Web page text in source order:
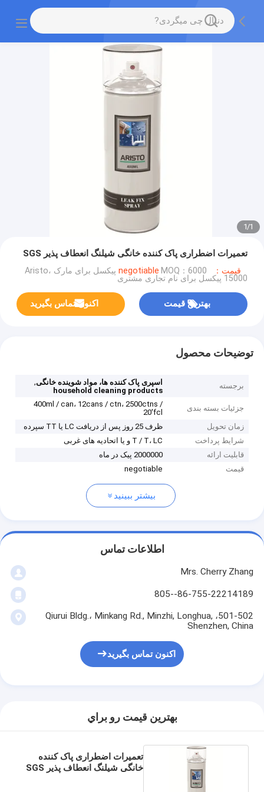
1
/
1
تعمیرات اضطراری پاک کننده خانگی شیلنگ انعطاف پذیر SGS
قیمت：negotiable MOQ：6000 پیکسل برای مارک Aristo،
15000 پیکسل برای نام تجاری مشتری
بهترین قیمت اکنون تماس بگیرید
توضیحات محصول
برجسته اسپری پاک کننده ها، مواد شوینده خانگی,
household cleaning products
جزئیات بسته بندی
400ml / can، 12cans / ctn، 2500ctns /
20'fcl
زمان تحویل
ظرف 25 روز پس از دریافت LC یا TT سپرده
شرایط پرداخت
T / T، LC و یا اتحادیه های غربی
قابلیت ارائه
2000000 پیک در ماه
قیمت
negotiable
بیشتر ببینید
اطلاعات تماس
Mrs. Cherry Zhang
86-755-22214189--805
501-502، Qiurui Bldg.، Minkang Rd., Minzhi, Longhua,
Shenzhen, China
اکنون تماس بگیرید
بهترين قيمت رو براي
تعمیرات اضطراری پاک کننده
خانگی شیلنگ انعطاف پذیر SGS